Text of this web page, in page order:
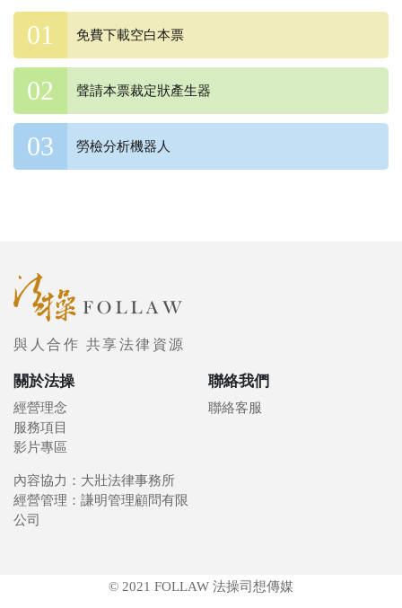
免費下載空白本票
聲請本票裁定狀產生器
勞檢分析機器人
與人合作 共享法律資源
關於法操
經營理念
服務項目
影片專區
聯絡我們
聯絡客服
內容協力：大壯法律事務所
經營管理：謙明管理顧問有限
公司
© 2021 FOLLAW 法操司想傳媒